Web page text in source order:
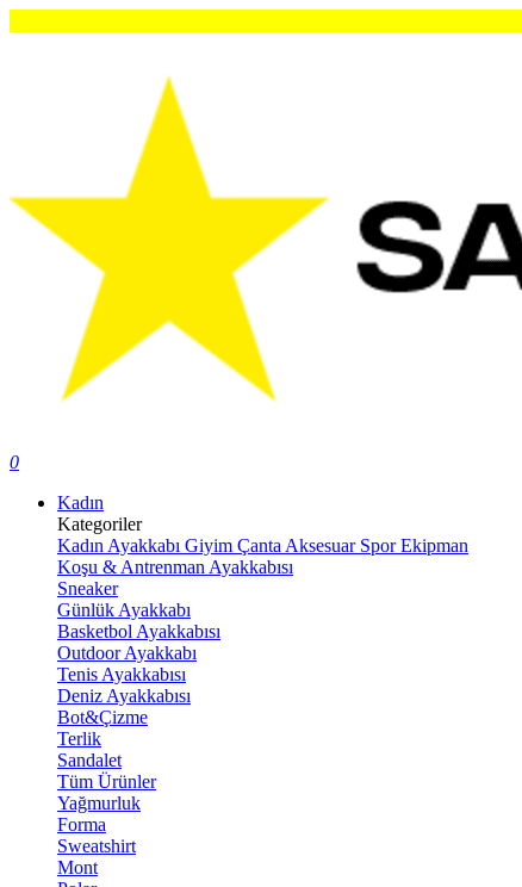
0
Kadın
Kategoriler
Kadın Ayakkabı Giyim Çanta Aksesuar Spor Ekipman
Koşu & Antrenman Ayakkabısı
Sneaker
Günlük Ayakkabı
Basketbol Ayakkabısı
Outdoor Ayakkabı
Tenis Ayakkabısı
Deniz Ayakkabısı
Bot&Çizme
Terlik
Sandalet
Tüm Ürünler
Yağmurluk
Forma
Sweatshirt
Mont